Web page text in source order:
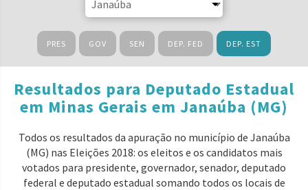
PRES GOV SEN DEP. FED DEP. EST
Resultados para Deputado Estadual
em Minas Gerais em Janaúba (MG)
Todos os resultados da apuração no município de Janaúba
(MG) nas Eleições 2018: os eleitos e os candidatos mais
votados para presidente, governador, senador, deputado
federal e deputado estadual somando todos os locais de